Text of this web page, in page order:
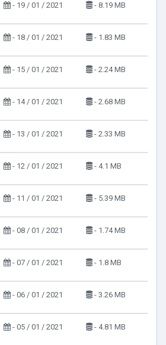
- 19 / 01 / 2021 - 8.19 MB
- 18 / 01 / 2021 - 1.83 MB
- 15 / 01 / 2021 - 2.24 MB
- 14 / 01 / 2021 - 2.68 MB
- 13 / 01 / 2021 - 2.33 MB
- 12 / 01 / 2021 - 4.1 MB
- 11 / 01 / 2021 - 5.39 MB
- 08 / 01 / 2021 - 1.74 MB
- 07 / 01 / 2021 - 1.8 MB
- 06 / 01 / 2021 - 3.26 MB
- 05 / 01 / 2021 - 4.81 MB